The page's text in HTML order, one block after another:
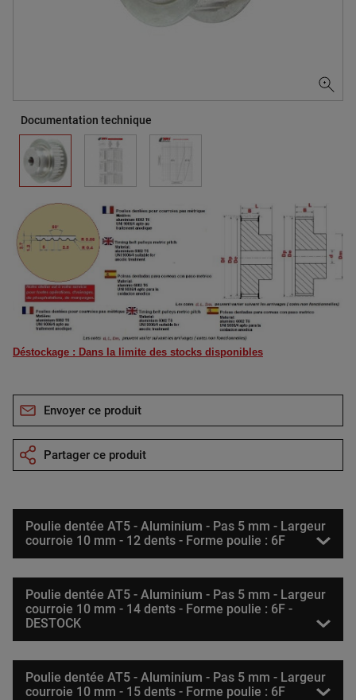
Documentation technique
Déstockage : Dans la limite des stocks disponibles
Envoyer ce produit
Partager ce produit
Poulie dentée AT5 - Aluminium - Pas 5 mm - Largeur
courroie 10 mm - 12 dents - Forme poulie : 6F
Poulie dentée AT5 - Aluminium - Pas 5 mm - Largeur
courroie 10 mm - 14 dents - Forme poulie : 6F -
DESTOCK
Poulie dentée AT5 - Aluminium - Pas 5 mm - Largeur
courroie 10 mm - 15 dents - Forme poulie : 6F